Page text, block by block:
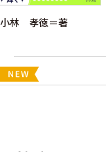
小林 孝徳＝著